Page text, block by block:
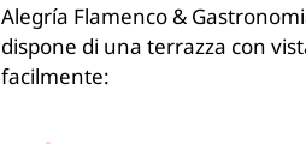
Alegría Flamenco &
dispone di una terrazza con
facilmente: